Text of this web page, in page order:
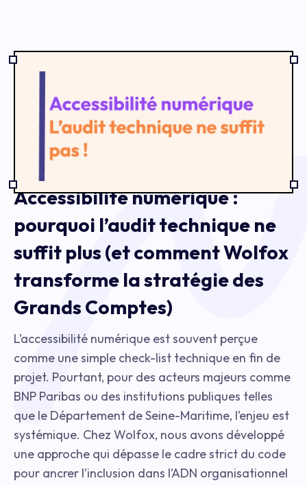
Accessibilité numérique :
pourquoi l’audit technique ne
suffit plus (et comment Wolfox
transforme la stratégie des
Grands Comptes)
L’accessibilité numérique est souvent perçue
comme une simple check-list technique en fin de
projet. Pourtant, pour des acteurs majeurs comme
BNP Paribas ou des institutions publiques telles
que le Département de Seine-Maritime, l’enjeu est
systémique. Chez Wolfox, nous avons développé
une approche qui dépasse le cadre strict du code
pour ancrer l’inclusion dans l’ADN organisationnel